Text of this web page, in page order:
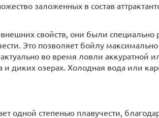
заложенных в состав
свойств, они были специально
Это позволяет бойлу
во время ловли аккуратной
диких озерах. Холодная вода или
одной степенью плавучести,